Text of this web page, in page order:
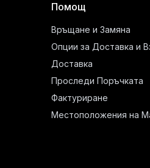
Помощ
Връщане и Замяна
Опции за Доставка и
Доставка
Проследи Поръчката
Фактуриране
Местоположения на